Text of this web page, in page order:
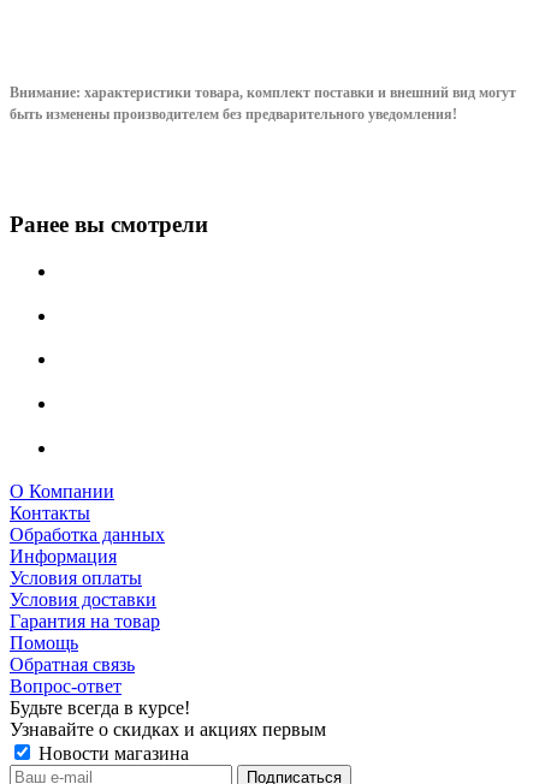
Внимание: характеристики товара, комплект поставки и внешний вид могут
быть изменены производителем без предварительного уведомления!
Ранее вы смотрели
О Компании
Контакты
Обработка данных
Информация
Условия оплаты
Условия доставки
Гарантия на товар
Помощь
Обратная связь
Вопрос-ответ
Будьте всегда в курсе!
Узнавайте о скидках и акциях первым
Новости магазина